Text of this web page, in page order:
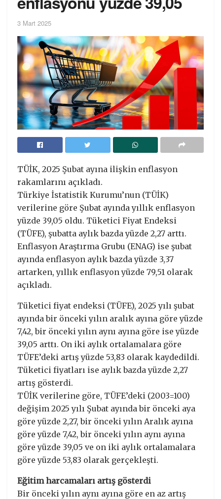
3 Mart 2025
TÜİK, 2025 Şubat ayına ilişkin enflasyon
rakamlarını açıkladı.
Türkiye İstatistik Kurumu’nun (TÜİK)
verilerine göre Şubat ayında yıllık enflasyon
yüzde 39,05 oldu. Tüketici Fiyat Endeksi
(TÜFE), şubatta aylık bazda yüzde 2,27 arttı.
Enflasyon Araştırma Grubu (ENAG) ise şubat
ayında enflasyon aylık bazda yüzde 3,37
artarken, yıllık enflasyon yüzde 79,51 olarak
açıkladı.
Tüketici fiyat endeksi (TÜFE), 2025 yılı şubat
ayında bir önceki yılın aralık ayına göre yüzde
7,42, bir önceki yılın aynı ayına göre ise yüzde
39,05 arttı. On iki aylık ortalamalara göre
TÜFE’deki artış yüzde 53,83 olarak kaydedildi.
Tüketici fiyatları ise aylık bazda yüzde 2,27
artış gösterdi.
TÜİK verilerine göre, TÜFE’deki (2003=100)
değişim 2025 yılı Şubat ayında bir önceki aya
göre yüzde 2,27, bir önceki yılın Aralık ayına
göre yüzde 7,42, bir önceki yılın aynı ayına
göre yüzde 39,05 ve on iki aylık ortalamalara
göre yüzde 53,83 olarak gerçekleşti.
Eğitim harcamaları artış gösterdi
Bir önceki yılın aynı ayına göre en az artış